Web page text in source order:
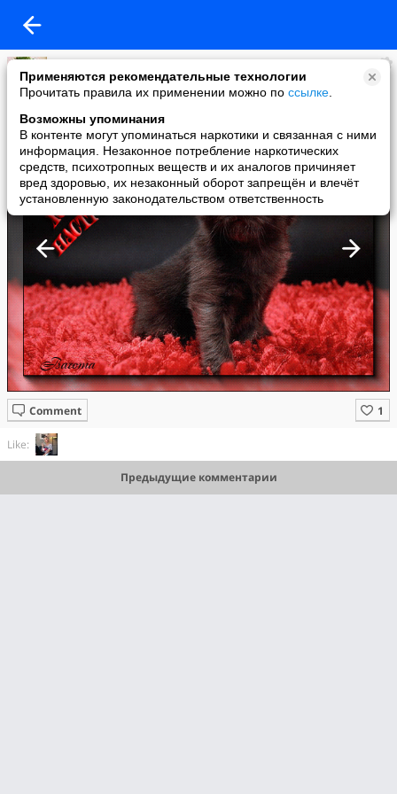
Применяются рекомендательные технологии
Прочитать правила их применении можно по ссылке
Возможны упоминания
В контенте могут упоминаться наркотики и связанная с ними
информация. Незаконное потребление наркотических
средств, психотропных веществ и их аналогов причиняет
вред здоровью, их незаконный оборот запрещён и влечёт
установленную законодательством ответственность
Бастинда
added a photo
07 Dec в 19:28
Comment
Like:
Предыдущие комментарии